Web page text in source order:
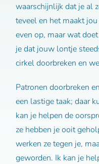
waarschijnlijk dat je al
teveel en het maakt
even op, maar wat
je dat jouw lontje
cirkel doorbreken en
Patronen doorbreken
een lastige taak; daar
kan je helpen de
ze hebben je ooit
werken ze tegen je,
geworden. Ik kan je